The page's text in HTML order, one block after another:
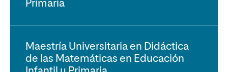
Primaria
Maestría Universitaria en Didáctica
de las Matemáticas en Educación